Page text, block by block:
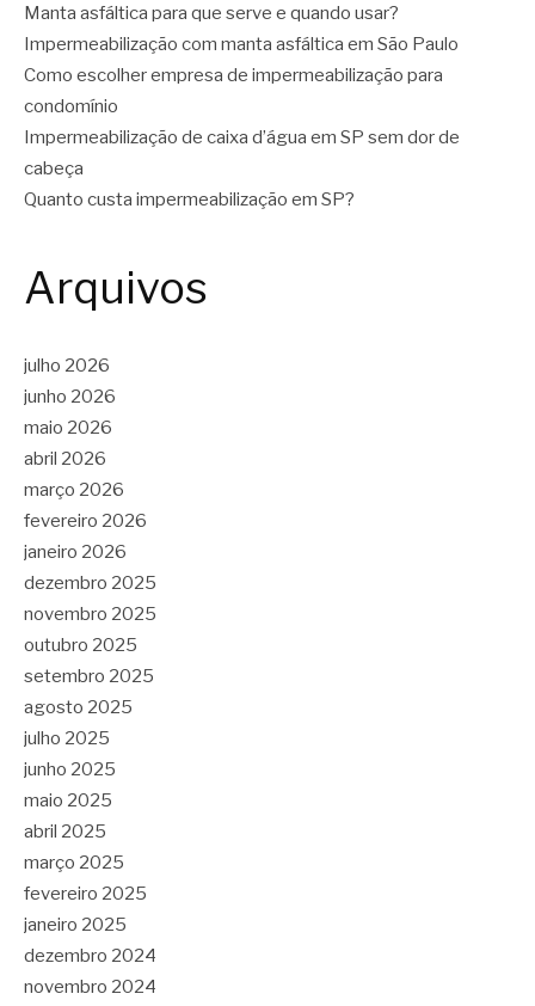
Manta asfáltica para que serve e quando usar?
Impermeabilização com manta asfáltica em São Paulo
Como escolher empresa de impermeabilização para
condomínio
Impermeabilização de caixa d’água em SP sem dor de
cabeça
Quanto custa impermeabilização em SP?
Arquivos
julho 2026
junho 2026
maio 2026
abril 2026
março 2026
fevereiro 2026
janeiro 2026
dezembro 2025
novembro 2025
outubro 2025
setembro 2025
agosto 2025
julho 2025
junho 2025
maio 2025
abril 2025
março 2025
fevereiro 2025
janeiro 2025
dezembro 2024
novembro 2024